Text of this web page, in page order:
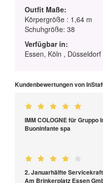
Outfit Maße:
Körpergröße : 1,64 m
Schuhgröße: 38
Verfügbar in:
Essen, Köln ,
Kundenbewertungen von
IMM COLOGNE für Gruppo
Buoninfante spa
2. Januarhälfte
Am Brinkerplatz Essen